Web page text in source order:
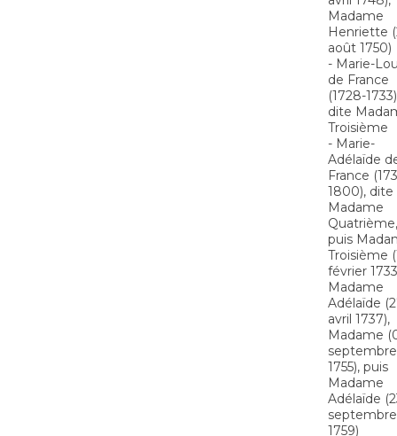
Madame
Henriette
août 1750)
- Marie-
de France
(1728-
dite
Troisième
- Marie-
Adélaïde
France
1800), dite
Madame
Quatrième,
puis
Troisième
février
Madame
Adélaïde
avril 1737),
Madame
septembre
1755), puis
Madame
Adélaïde
septembre
1759)